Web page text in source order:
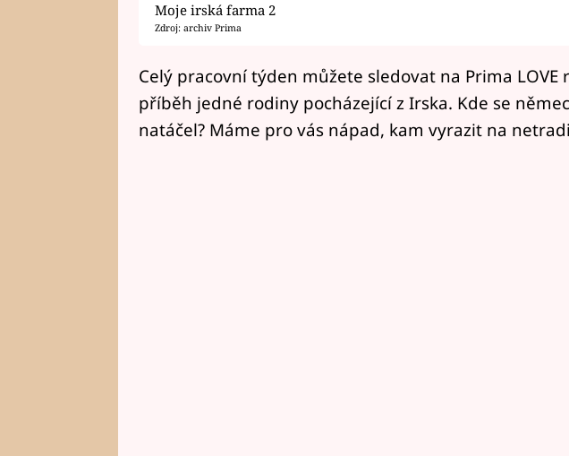
Moje irská farma 2
Zdroj: archiv Prima
Celý pracovní týden můžete sledovat na Prima LOVE
příběh jedné rodiny pocházející z Irska. Kde se
natáčel? Máme pro vás nápad, kam vyrazit na